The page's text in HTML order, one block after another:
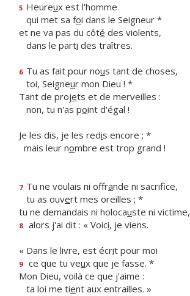
5 Heureux est l'homme
qui met sa foi dans le Seigneur *
et ne va pas du côté des violents,
dans le parti des traîtres.
6 Tu as fait pour nous tant de choses,
toi, Seigneur mon Dieu ! *
Tant de projets et de merveilles :
non, tu n'as point d'égal !
Je les dis, je les redis encore ; *
mais leur nombre est trop grand !
7 Tu ne voulais ni offrande ni sacrifice,
tu as ouvert mes oreilles ; *
tu ne demandais ni holocauste ni victime,
8 alors j'ai dit : « Voici, je viens.
« Dans le livre, est écrit pour moi
9 ce que tu veux que je fasse. *
Mon Dieu, voilà ce que j'aime :
ta loi me tient aux entrailles. »